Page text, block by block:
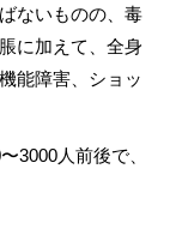
ないものの、毒
に加えて、全身
能障害、ショッ
3000人前後で、